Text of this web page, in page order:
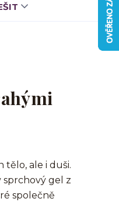
ale i duši.
sprchový gel z
společně